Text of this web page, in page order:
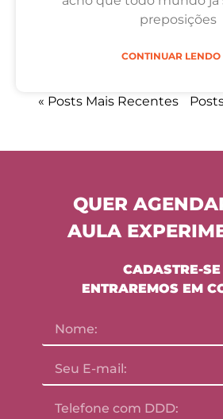
preposições
CONTINUAR LENDO
« Posts Mais Recentes
QUER
AULA
CADASTRE-SE
ENTRAREMOS EM